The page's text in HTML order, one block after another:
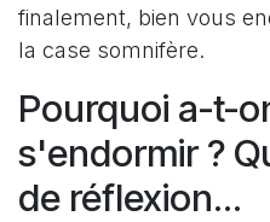
finalement, bien vous
la case somnifère.
Pourquoi a-t-
s'endormir ?
de réflexion...